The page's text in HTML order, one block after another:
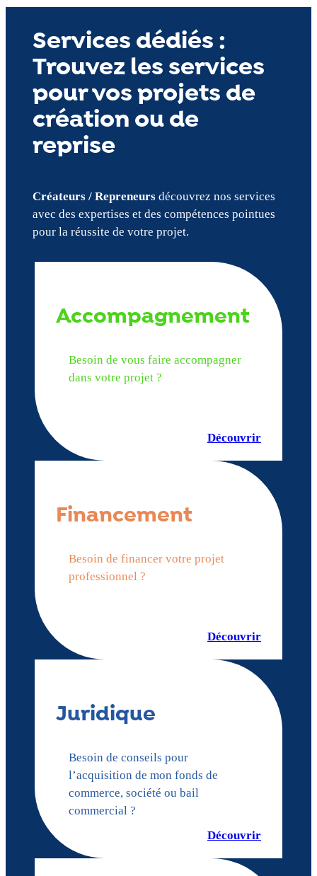
Services dédiés :
Trouvez les services
pour vos projets de
création ou de
reprise
Créateurs / Repreneursdécouvrez nos services
avec des expertises et des compétences pointues
pour la réussite de votre projet.
Accompagnement
Besoin de vous faire accompagner
dans votre projet ?
Découvrir
Financement
Besoin de financer votre projet
professionnel ?
Découvrir
Juridique
Besoin de conseils pour
l’acquisition de mon fonds de
commerce, société ou bail
commercial ?
Découvrir